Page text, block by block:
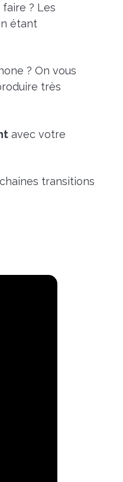
? Les
étant
? On vous
très
avec votre
transitions